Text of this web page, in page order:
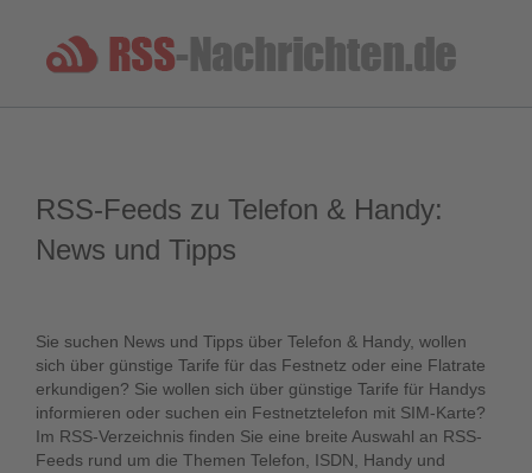
RSS-Feeds zu Telefon & Handy:
News und Tipps
Sie suchen News und Tipps über Telefon & Handy, wollen
sich über günstige Tarife für das Festnetz oder eine Flatrate
erkundigen? Sie wollen sich über günstige Tarife für Handys
informieren oder suchen ein Festnetztelefon mit SIM-Karte?
Im RSS-Verzeichnis finden Sie eine breite Auswahl an RSS-
Feeds rund um die Themen Telefon, ISDN, Handy und